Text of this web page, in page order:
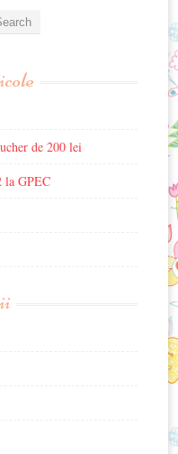
de 200 lei
la GPEC